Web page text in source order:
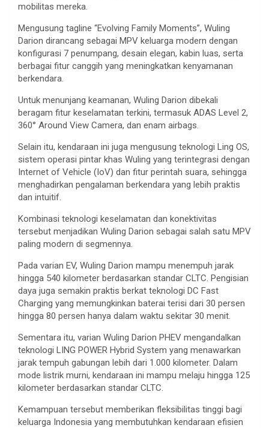
mobilitas mereka.
Mengusung tagline “Evolving Family Moments”, Wuling
Darion dirancang sebagai MPV keluarga modern dengan
konfigurasi 7 penumpang, desain elegan, kabin luas, serta
berbagai fitur canggih yang meningkatkan kenyamanan
berkendara.
Untuk menunjang keamanan, Wuling Darion dibekali
beragam fitur keselamatan terkini, termasuk ADAS Level 2,
360° Around View Camera, dan enam airbags.
Selain itu, kendaraan ini juga mengusung teknologi Ling OS,
sistem operasi pintar khas Wuling yang terintegrasi dengan
Internet of Vehicle (IoV) dan fitur perintah suara, sehingga
menghadirkan pengalaman berkendara yang lebih praktis
dan intuitif.
Kombinasi teknologi keselamatan dan konektivitas
tersebut menjadikan Wuling Darion sebagai salah satu MPV
paling modern di segmennya.
Pada varian EV, Wuling Darion mampu menempuh jarak
hingga 540 kilometer berdasarkan standar CLTC. Pengisian
daya juga semakin praktis berkat teknologi DC Fast
Charging yang memungkinkan baterai terisi dari 30 persen
hingga 80 persen hanya dalam waktu sekitar 30 menit.
Sementara itu, varian Wuling Darion PHEV mengandalkan
teknologi LING POWER Hybrid System yang menawarkan
jarak tempuh gabungan lebih dari 1.000 kilometer. Dalam
mode listrik murni, kendaraan ini mampu melaju hingga 125
kilometer berdasarkan standar CLTC.
Kemampuan tersebut memberikan fleksibilitas tinggi bagi
keluarga Indonesia yang membutuhkan kendaraan efisien